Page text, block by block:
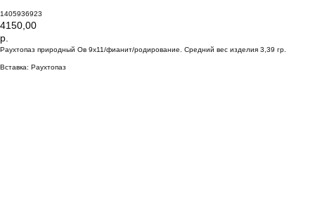
1405936923
4150,00
р.
Раухтопаз природный Ов 9х11/фианит/родирование. Средний вес изделия 3,39 гр.
Вставка: Раухтопаз